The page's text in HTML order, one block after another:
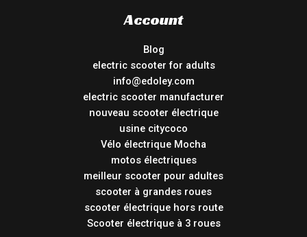
Account
Blog
electric scooter for adults
info@edoley.com
electric scooter manufacturer
nouveau scooter électrique
usine citycoco
Vélo électrique Mocha
motos électriques
meilleur scooter pour adultes
scooter à grandes roues
scooter électrique hors route
Scooter électrique à 3 roues